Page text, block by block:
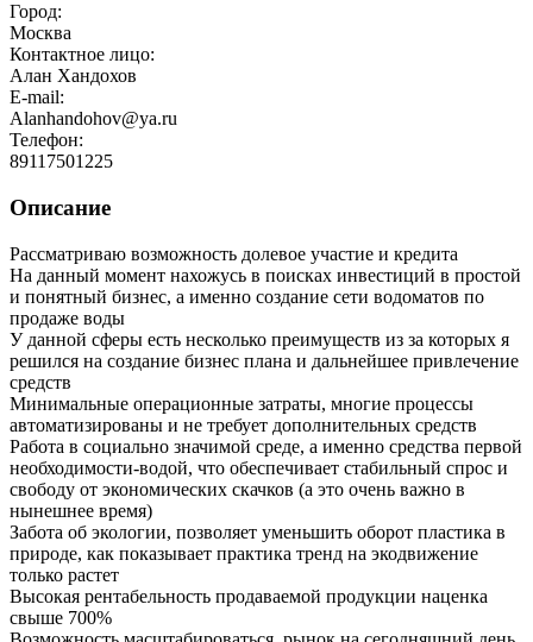
Город:
Москва
Контактное лицо:
Алан Хандохов
E-mail:
Alanhandohov@ya.ru
Телефон:
89117501225
Описание
Рассматриваю возможность долевое участие и кредита
На данный момент нахожусь в поисках инвестиций в простой
и понятный бизнес, а именно создание сети водоматов по
продаже воды
У данной сферы есть несколько преимуществ из за которых я
решился на создание бизнес плана и дальнейшее привлечение
средств
Минимальные операционные затраты, многие процессы
автоматизированы и не требует дополнительных средств
Работа в социально значимой среде, а именно средства первой
необходимости-водой, что обеспечивает стабильный спрос и
свободу от экономических скачков (а это очень важно в
нынешнее время)
Забота об экологии, позволяет уменьшить оборот пластика в
природе, как показывает практика тренд на экодвижение
только растет
Высокая рентабельность продаваемой продукции наценка
свыше 700%